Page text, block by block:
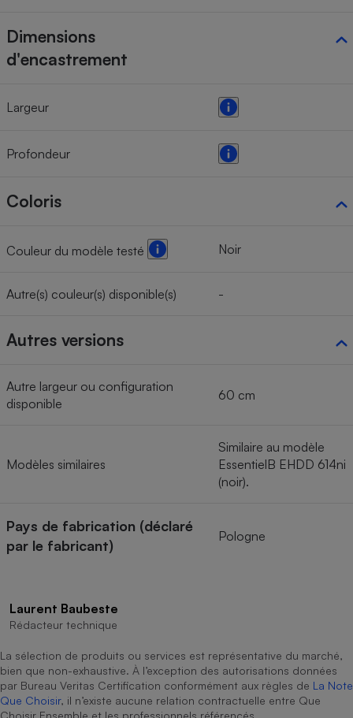
Dimensions
d'encastrement
Largeur
Profondeur
Coloris
Couleur du modèle testé Noir
Autre(s) couleur(s) disponible(s) -
Autres versions
Autre largeur ou configuration
disponible
60 cm
Modèles similaires
Similaire au modèle
EssentielB EHDD 614ni
(noir).
Pays de fabrication (déclaré
par le fabricant)
Pologne
Laurent Baubeste
Rédacteur technique
La sélection de produits ou services est représentative du marché,
bien que non-exhaustive. À l’exception des autorisations données
par Bureau Veritas Certification conformément aux règles de La Note
Que Choisir, il n’existe aucune relation contractuelle entre Que